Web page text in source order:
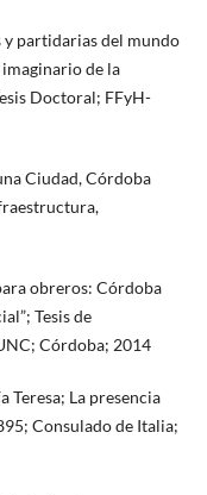
y partidarias del mundo
de la
Doctoral; FFyH-
Ciudad, Córdoba
obreros: Córdoba
Tesis de
Córdoba; 2014
Teresa; La presencia
Consulado de Italia;